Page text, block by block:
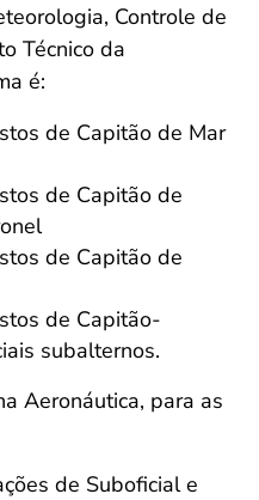
Controle de
Técnico da
é:
de Capitão de Mar
de Capitão de
de Capitão de
de Capitão-
subalternos.
Aeronáutica, para as
de Suboficial e